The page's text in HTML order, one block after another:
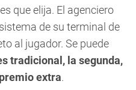
que elija. El agenciero
de su terminal de
al jugador. Se puede
tradicional, la segunda,
extra.